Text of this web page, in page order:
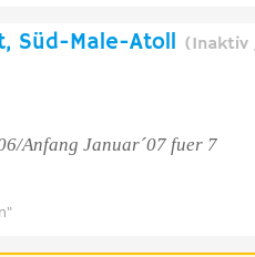
Süd-Male-Atoll (Inaktiv
Anfang Januar´07 fuer 7